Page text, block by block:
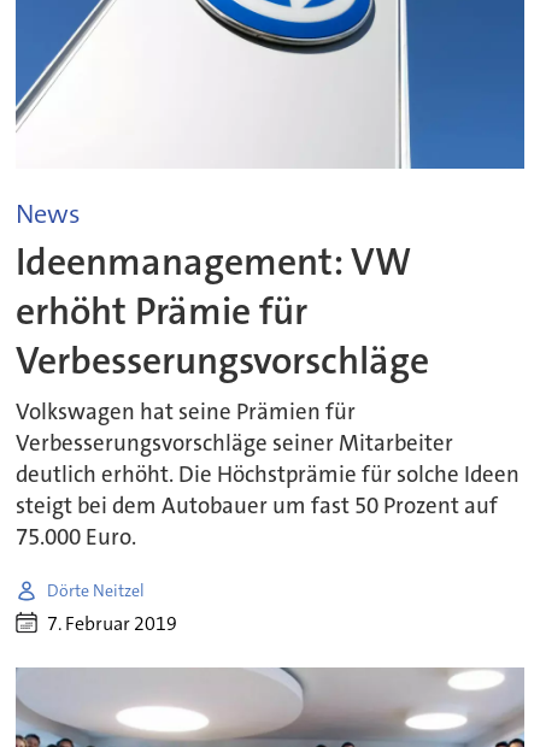
News
Ideenmanagement: VW
erhöht Prämie für
Verbesserungsvorschläge
Volkswagen hat seine Prämien für
Verbesserungsvorschläge seiner Mitarbeiter
deutlich erhöht. Die Höchstprämie für solche Ideen
steigt bei dem Autobauer um fast 50 Prozent auf
75.000 Euro.
Dörte Neitzel
7. Februar 2019